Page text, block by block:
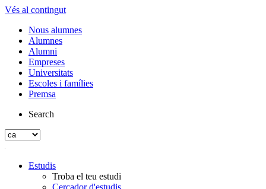
Vés al contingut
Nous alumnes
Alumnes
Alumni
Empreses
Universitats
Escoles i famílies
Premsa
Search
Estudis
Troba el teu estudi
Cercador d'estudis